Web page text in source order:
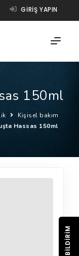
GIRIŞ YAPIN
150ml
Kişisel bakım
Hassas 150ml
BILDIRIM